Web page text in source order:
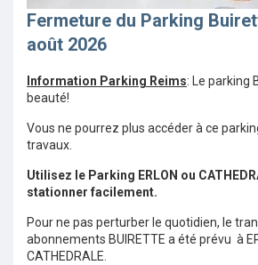
Fermeture du Parking
août 2026
Information Parking Reims: Le parking
beauté!
Vous ne pourrez plus accéder à ce
travaux.
Utilisez le Parking ERLON ou
stationner facilement.
Pour ne pas perturber le quotidien, l e
abonnements BUIRETTE a été prévu à
CATHEDRALE.